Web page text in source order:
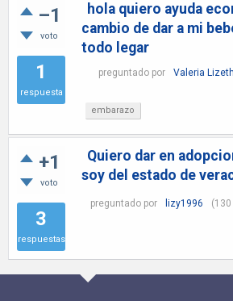
–1
voto
1
respuesta
hola quiero ayuda
cambio de dar a mi
todo legar
preguntado por Valeria
embarazo
+1
voto
3
respuestas
Quiero dar en
soy del estado de
preguntado por lizy1996 (130